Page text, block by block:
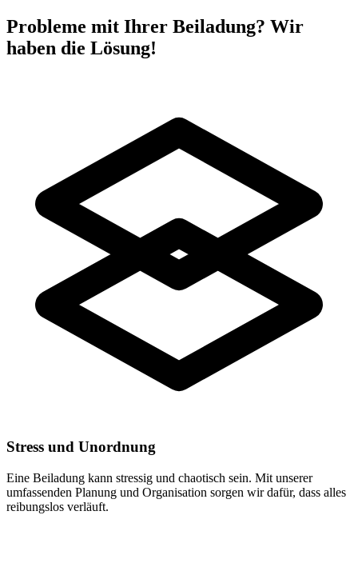
Probleme mit Ihrer Beiladung? Wir
haben die Lösung!
Stress und Unordnung
Eine Beiladung kann stressig und chaotisch sein. Mit unserer
umfassenden Planung und Organisation sorgen wir dafür, dass alles
reibungslos verläuft.